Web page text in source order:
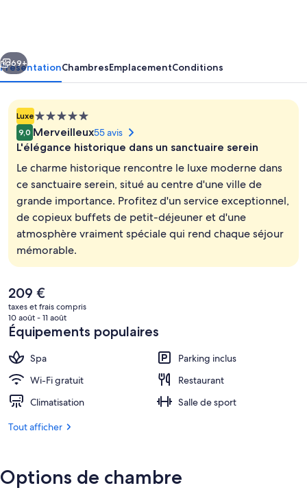
The
Savoy,
Mussoorie
Extérieur
Suivant
69+
PrésentationChambresEmplacementConditions
LuxeHébergement
5.0 étoiles
9,0 Merveilleux55 avis
L'élégance historique dans un sanctuaire serein
Le charme historique rencontre le luxe moderne dans
ce sanctuaire serein, situé au centre d'une ville de
grande importance. Profitez d'un service exceptionnel,
de copieux buffets de petit-déjeuner et d'une
atmosphère vraiment spéciale qui rend chaque séjour
mémorable.
Le
prix
actuel
est
de
209 €.
209 €
taxes et frais compris
10 août - 11 août
Équipements populaires
Spa
Parking inclus
Wi-Fi gratuit
Restaurant
Climatisation
Salle de sport
Tout afficher
Options de chambre